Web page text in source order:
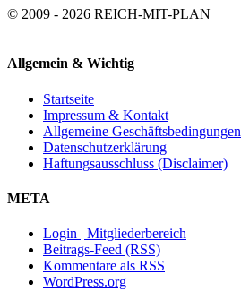
© 2009 - 2026 REICH-MIT-PLAN
Allgemein & Wichtig
Startseite
Impressum & Kontakt
Allgemeine Geschäftsbedingungen
Datenschutzerklärung
Haftungsausschluss (Disclaimer)
META
Login | Mitgliederbereich
Beitrags-Feed (RSS)
Kommentare als RSS
WordPress.org